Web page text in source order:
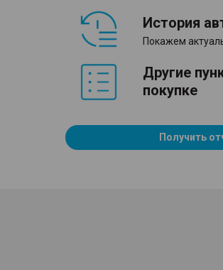
История
Покажем
Другие
покупке
Получить